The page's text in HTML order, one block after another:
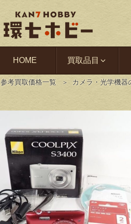
HOME 買取品目
参考買取価格一覧 カメラ・光学機器